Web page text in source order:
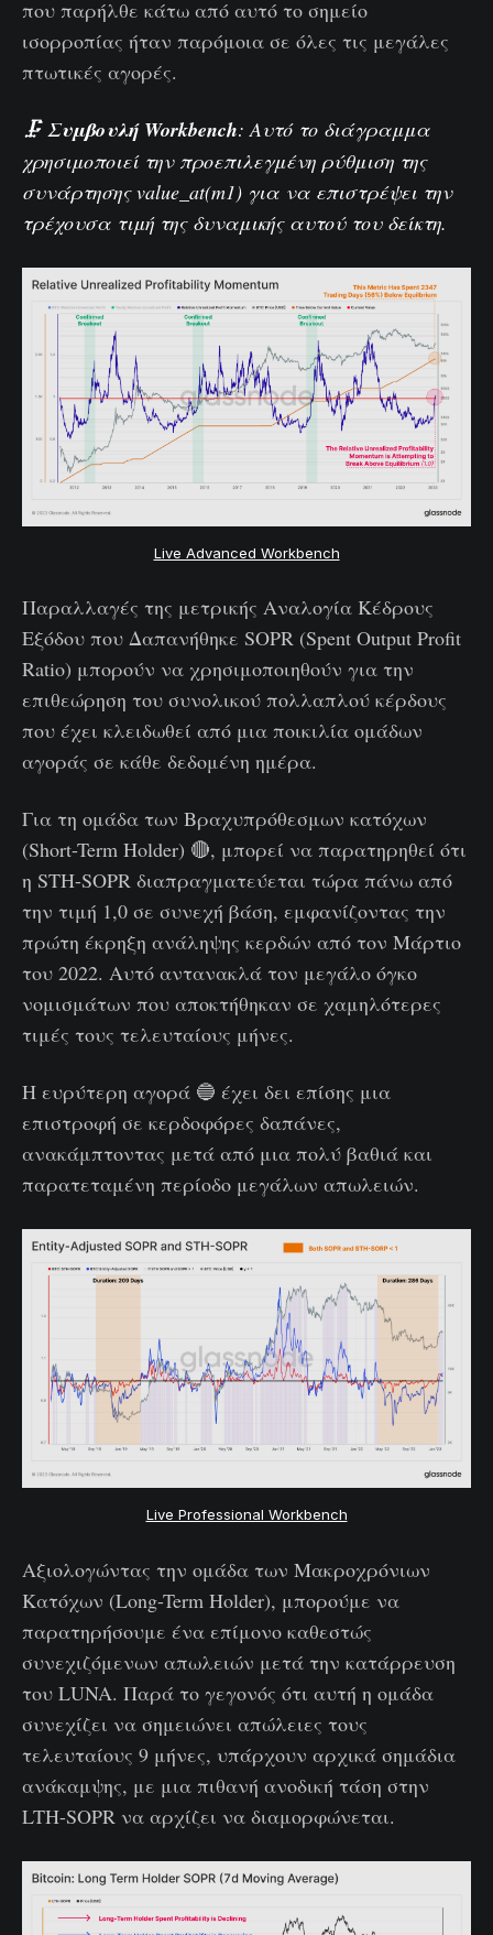
που παρήλθε κάτω από αυτό το σημείο
ισορροπίας ήταν παρόμοια σε όλες τις μεγάλες
πτωτικές αγορές.
🗜️Συμβουλή Workbench: Αυτό το διάγραμμα
χρησιμοποιεί την προεπιλεγμένη ρύθμιση της
συνάρτησης value_at(m1) για να επιστρέψει την
τρέχουσα τιμή της δυναμικής αυτού του δείκτη.
Live Advanced Workbench
Παραλλαγές της μετρικής Αναλογία Κέδρους
Εξόδου που Δαπανήθηκε SOPR (Spent Output Profit
Ratio) μπορούν να χρησιμοποιηθούν για την
επιθεώρηση του συνολικού πολλαπλού κέρδους
που έχει κλειδωθεί από μια ποικιλία ομάδων
αγοράς σε κάθε δεδομένη ημέρα.
Για τη ομάδα των Βραχυπρόθεσμων κατόχων
(Short-Term Holder) 🔴, μπορεί να παρατηρηθεί ότι
η STH-SOPR διαπραγματεύεται τώρα πάνω από
την τιμή 1,0 σε συνεχή βάση, εμφανίζοντας την
πρώτη έκρηξη ανάληψης κερδών από τον Μάρτιο
του 2022. Αυτό αντανακλά τον μεγάλο όγκο
νομισμάτων που αποκτήθηκαν σε χαμηλότερες
τιμές τους τελευταίους μήνες.
Η ευρύτερη αγορά 🔵 έχει δει επίσης μια
επιστροφή σε κερδοφόρες δαπάνες,
ανακάμπτοντας μετά από μια πολύ βαθιά και
παρατεταμένη περίοδο μεγάλων απωλειών.
Live Professional Workbench
Αξιολογώντας την ομάδα των Μακροχρόνιων
Κατόχων (Long-Term Holder), μπορούμε να
παρατηρήσουμε ένα επίμονο καθεστώς
συνεχιζόμενων απωλειών μετά την κατάρρευση
του LUNA. Παρά το γεγονός ότι αυτή η ομάδα
συνεχίζει να σημειώνει απώλειες τους
τελευταίους 9 μήνες, υπάρχουν αρχικά σημάδια
ανάκαμψης, με μια πιθανή ανοδική τάση στην
LTH-SOPR να αρχίζει να διαμορφώνεται.